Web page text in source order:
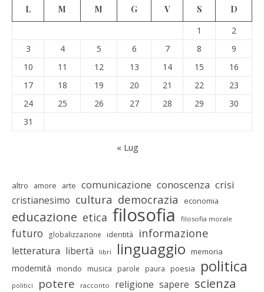
L M M G V S
D
1
2
3
4 5 6 7 8
9
10
11 12 13 14 15
16
17
18 19 20 21 22
23
24
25 26 27 28 29
30
31
« Lug
altro amore arte comunicazione conoscenza crisi
cristianesimo cultura democrazia economia
educazione etica filosofia filosofia morale
futuro globalizzazione identità informazione
letteratura libertà libri linguaggio memoria
modernità mondo musica parole paura poesia politica
politici potere racconto religione sapere scienza